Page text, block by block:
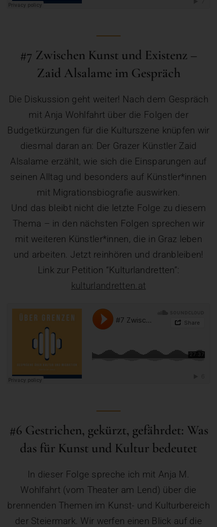
#7 Zwischen Kunst und Existenz –
Zaid Alsalame im Gespräch
Die Diskussion geht weiter! Nach dem Gespräch
mit Anja Wohlfahrt über die Folgen der
Budgetkürzungen für die Kulturszene knüpfen wir
diesmal daran an: Der Grazer Künstler Zaid
Alsalame erzählt, wie sich die Einsparungen auf
seinen Alltag und besonders auf Künstler*innen
mit Migrationsbiografie auswirken.
Und das bleibt nicht die letzte Folge zu diesem
Thema – in den nächsten Folgen sprechen wir
mit weiteren Künstler*innen, die in Graz leben
und arbeiten. Jetzt reinhören und dranbleiben!
Link zur Petition “Kulturlandretten”:
kulturlandretten.at
#6 Gestrichen, gekürzt, gefährdet: Was
das für Kunst und Kultur bedeutet
In dieser Folge spreche ich mit Anja M.
Wohlfahrt (vom Theater am Lend) über die
brennenden Themen im Kunst- und Kulturbereich
der Steiermark. Wir werfen einen Blick auf die